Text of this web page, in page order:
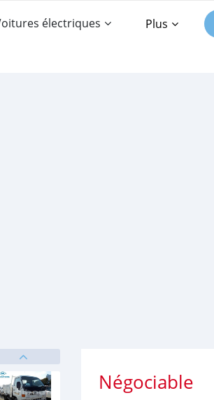
électriques Plus
Négociable